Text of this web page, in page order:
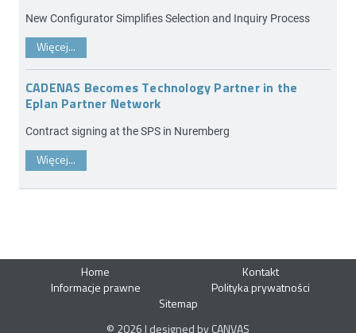
New Configurator Simplifies Selection and Inquiry Process
Więcej...
CADENAS Becomes Technology Partner in the
Eplan Partner Network
Contract signing at the SPS in Nuremberg
Więcej...
Home
Kontakt
Informacje prawne
Polityka prywatności
Sitemap
© 2026 | designed by CANVAS